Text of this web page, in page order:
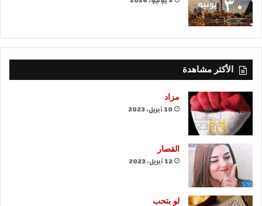
الأكثر مشاهدة
مزاد
10 أبريل، 2023
القصار
12 أبريل، 2023
لو بتحب